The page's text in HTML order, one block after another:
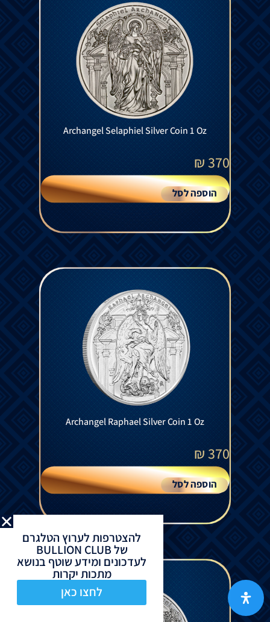
Archangel Selaphiel Silver Coin 1 Oz
370
₪
הוספה לסל
Archangel Raphael Silver Coin 1 Oz
370
₪
הוספה לסל
להצטרפות לערוץ הטלגרם
של BULLION CLUB
לעדכונים ומידע שוטף בנושא
מתכות יקרות
לחצו כאן